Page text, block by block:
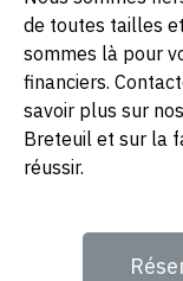
de toutes tailles
sommes là pour
financiers.
savoir plus sur
Breteuil et sur la
réussir.